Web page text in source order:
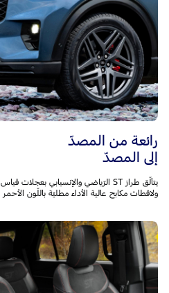
رائعة من المصدّ
إلى المصدّ
ولاقطات مكابح عالية الأداء مطليّة باللّون